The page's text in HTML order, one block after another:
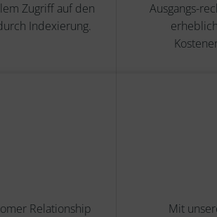
Zugriff auf den
Indexierung.
Ausgangs-
Relationship
Mit